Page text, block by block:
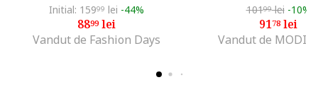
Initial: 15999 lei -44%
8899lei
Vandut de Fashion Days
10199lei -10%
9178 lei
Vandut de